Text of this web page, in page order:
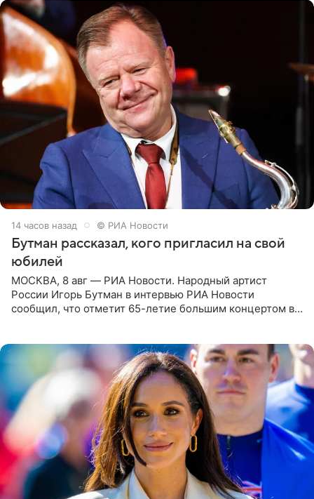
14 часов назад © РИА Новости
Бутман рассказал, кого пригласил на свой
юбилей
МОСКВА, 8 авг — РИА Новости. Народный артист
России Игорь Бутман в интервью РИА Новости
сообщил, что отметит 65-летие большим концертом в